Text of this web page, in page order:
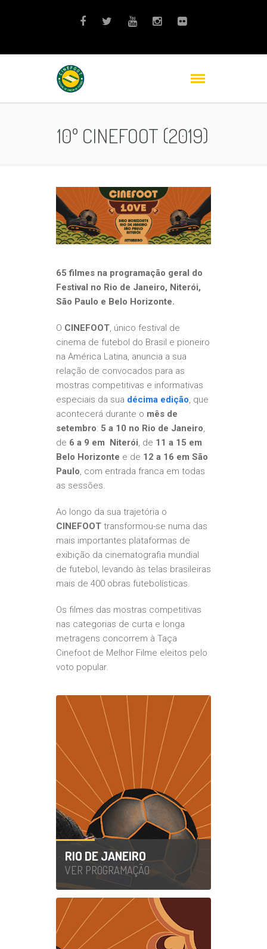
10º CINEFOOT (2019)
65 filmes na programação geral do
Festival no Rio de Janeiro, Niterói,
São Paulo e Belo Horizonte.
O CINEFOOT, único festival de
cinema de futebol do Brasil e pioneiro
na América Latina, anuncia a sua
relação de convocados para as
mostras competitivas e informativas
especiais da sua décima edição, que
acontecerá durante o mês de
setembro: 5 a 10 no Rio de Janeiro,
de 6 a 9 em Niterói, de 11 a 15 em
Belo Horizonte e de 12 a 16 em São
Paulo, com entrada franca em todas
as sessões.
Ao longo da sua trajetória o
CINEFOOT transformou-se numa das
mais importantes plataformas de
exibição da cinematografia mundial
de futebol, levando às telas brasileiras
mais de 400 obras futebolísticas.
Os filmes das mostras competitivas
nas categorias de curta e longa
metragens concorrem à Taça
Cinefoot de Melhor Filme eleitos pelo
voto popular.
RIO DE JANEIRO
VER PROGRAMAÇÃO